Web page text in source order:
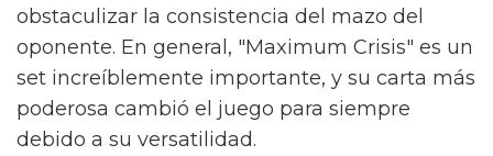
obstaculizar la consistencia del mazo del
oponente. En general, "Maximum Crisis" es un
set increíblemente importante, y su carta más
poderosa cambió el juego para siempre
debido a su versatilidad.